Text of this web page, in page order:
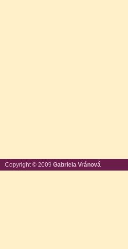
Copyright © 2009 Gabriela Vránová